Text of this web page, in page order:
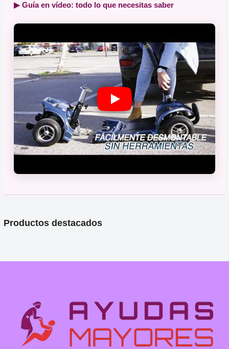
▶ Guía en vídeo: todo lo que necesitas saber
Productos destacados